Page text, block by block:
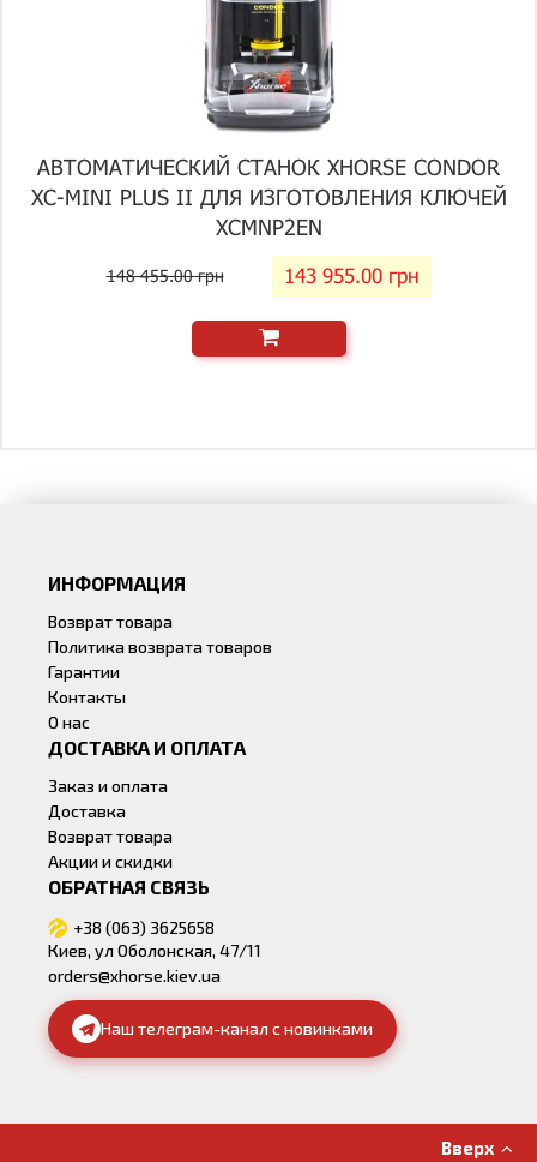
АВТОМАТИЧЕСКИЙ СТАНОК XHORSE CONDOR
XC-MINI PLUS II ДЛЯ ИЗГОТОВЛЕНИЯ КЛЮЧЕЙ
XCMNP2EN
148 455.00 грн 143 955.00 грн
ИНФОРМАЦИЯ
Возврат товара
Политика возврата товаров
Гарантии
Контакты
О нас
ДОСТАВКА И ОПЛАТА
Заказ и оплата
Доставка
Возврат товара
Акции и скидки
ОБРАТНАЯ СВЯЗЬ
+38 (063) 3625658
Киев, ул Оболонская, 47/11
orders@xhorse.kiev.ua
Наш телеграм-канал с новинками
Вверх